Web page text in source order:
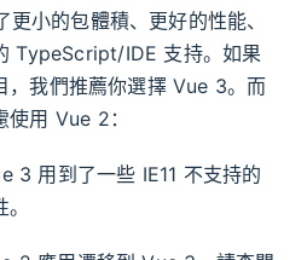
小的包體積、更好的性能、
TypeScript/IDE 支持。如果
，我們推薦你選擇 Vue 3。而
用 Vue 2：
3 用到了一些 IE11 不支持的